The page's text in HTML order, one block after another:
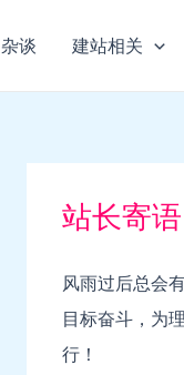
杂谈 建站相关
站长寄语
风雨过后总会
目标奋斗，为
行！